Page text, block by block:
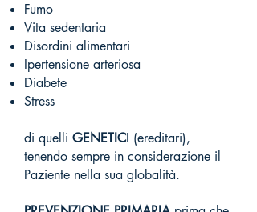
Fumo
Vita sedentaria
Disordini alimentari
Ipertensione arteriosa
Diabete
Stress
di quelli GENETICI (ereditari),
tenendo sempre in considerazione il
Paziente nella sua globalità.